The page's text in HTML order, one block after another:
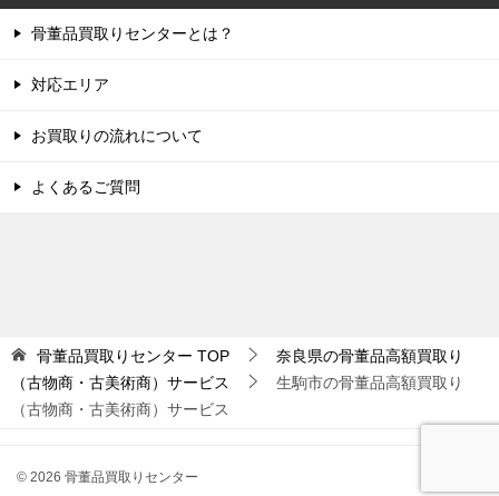
骨董品買取りセンターとは？
対応エリア
お買取りの流れについて
よくあるご質問
骨董品買取りセンター TOP
奈良県の骨董品高額買取り
（古物商・古美術商）サービス
生駒市の骨董品高額買取り
（古物商・古美術商）サービス
© 2026 骨董品買取りセンター